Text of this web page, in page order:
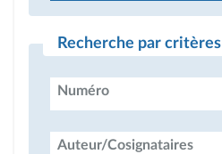
Recherche par critères
Numéro
Auteur/Cosignataires